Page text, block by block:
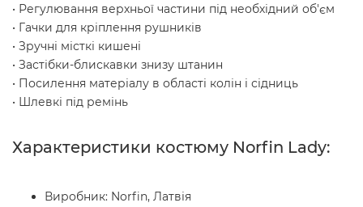
• Регулювання верхньої частини під необхідний об'єм
• Гачки для кріплення рушників
• Зручні місткі кишені
• Застібки-блискавки знизу штанин
• Посилення матеріалу в області колін і сідниць
• Шлевкі під ремінь
Характеристики костюму Norfin Lady:
Виробник: Norfin, Латвія